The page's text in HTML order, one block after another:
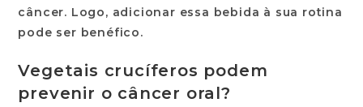
câncer. Logo, adicionar essa bebida à sua rotina
pode ser benéfico.
Vegetais crucíferos podem
prevenir o câncer oral?